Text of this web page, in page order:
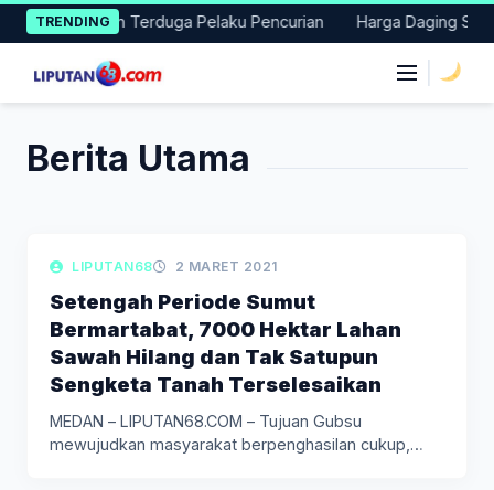
Skip
to
content
TRENDING
Amankan Terduga Pelaku Pencurian Harga Daging Sapi
Berita Utama
LIPUTAN POLITIK
LIPUTAN68 2 MARET 2021
Setengah Periode Sumut
Bermartabat, 7000 Hektar Lahan
Sawah Hilang dan Tak Satupun
Sengketa Tanah Terselesaikan
MEDAN – LIPUTAN68.COM – Tujuan Gubsu
mewujudkan masyarakat berpenghasilan cukup,